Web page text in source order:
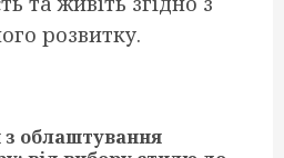
розвитку.
облаштування